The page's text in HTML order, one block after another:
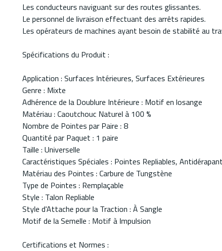
Les conducteurs naviguant sur des routes glissantes.
Le personnel de livraison effectuant des arrêts rapides.
Les opérateurs de machines ayant besoin de stabilité au
Spécifications du Produit :
Application : Surfaces Intérieures, Surfaces Extérieures
Genre : Mixte
Adhérence de la Doublure Intérieure : Motif en losange
Matériau : Caoutchouc Naturel à 100 %
Nombre de Pointes par Paire : 8
Quantité par Paquet : 1 paire
Taille : Universelle
Caractéristiques Spéciales : Pointes Repliables,
Matériau des Pointes : Carbure de Tungstène
Type de Pointes : Remplaçable
Style : Talon Repliable
Style d'Attache pour la Traction : À Sangle
Motif de la Semelle : Motif à Impulsion
Certifications et Normes :